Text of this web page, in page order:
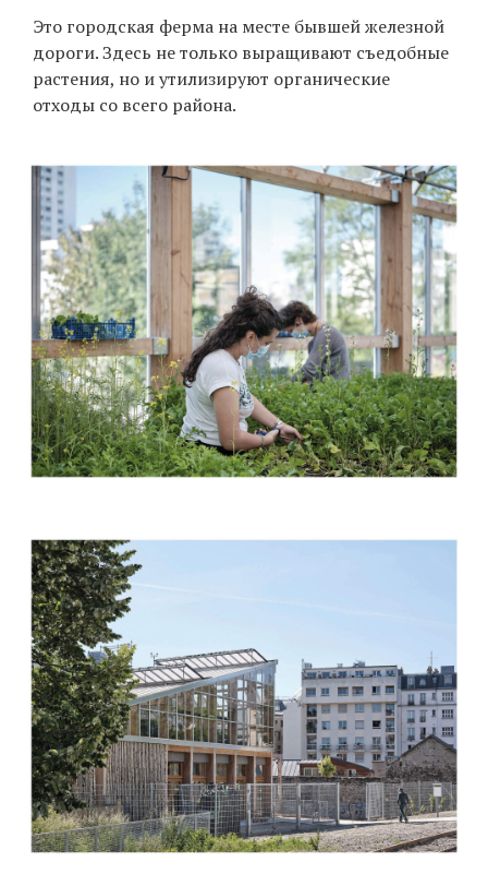
Это городская ферма на месте бывшей железной
дороги. Здесь не только выращивают съедобные
растения, но и утилизируют органические
отходы со всего района.